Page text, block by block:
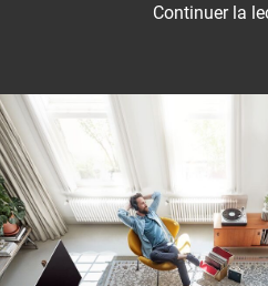
Le hub HDMI augmente le
les appareils connectés et
utilisés.
Résolution élevée Ultra HD (4K)
Le SAVA 1026 est compatible
HD/4K la plus récente. Les
apparaissent, les contrastes
couleurs resplendissent. Le
Continuer la